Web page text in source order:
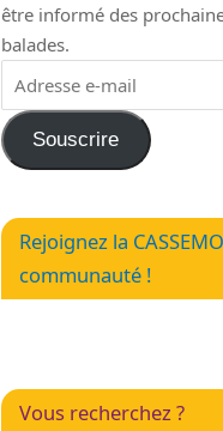
être informé des
balades.
Souscrire
Rejoignez la
communauté !
Vous recherchez ?